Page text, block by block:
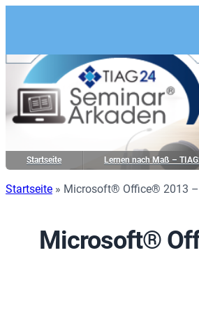
Startseite Lernen nach Maß –
Startseite » Microsoft® Office® 2013 –
Microsoft®